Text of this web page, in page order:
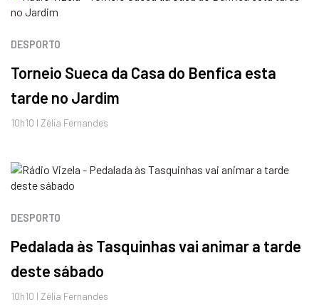
DESPORTO
Torneio Sueca da Casa do Benfica esta
tarde no Jardim
10h10 I Zélia Fernandes
DESPORTO
Pedalada às Tasquinhas vai animar a tarde
deste sábado
10h10 I Zélia Fernandes